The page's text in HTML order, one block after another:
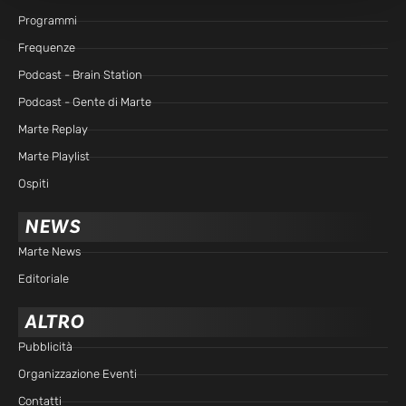
Programmi
Frequenze
Podcast - Brain Station
Podcast - Gente di Marte
Marte Replay
Marte Playlist
Ospiti
NEWS
Marte News
Editoriale
ALTRO
Pubblicità
Organizzazione Eventi
Contatti